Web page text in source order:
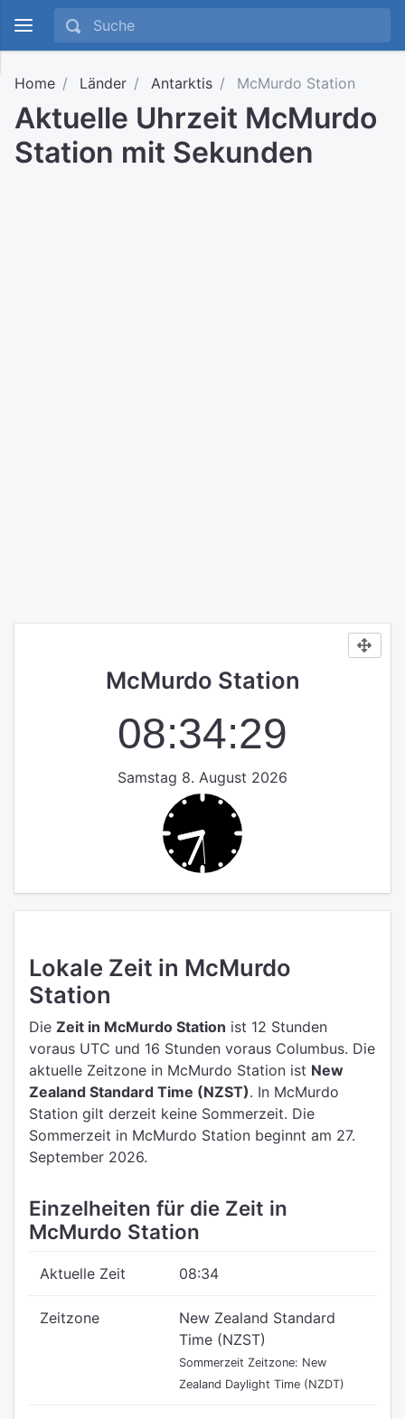
Home Länder Antarktis McMurdo Station
Aktuelle Uhrzeit McMurdo
Station mit Sekunden
McMurdo Station
08:34:29
Samstag 8. August 2026
Lokale Zeit in McMurdo
Station
Die Zeit in McMurdo Station ist 12 Stunden
voraus UTC und 16 Stunden voraus Columbus. Die
aktuelle Zeitzone in McMurdo Station ist New
Zealand Standard Time (NZST). In McMurdo
Station gilt derzeit keine Sommerzeit. Die
Sommerzeit in McMurdo Station beginnt am 27.
September 2026.
Einzelheiten für die Zeit in
McMurdo Station
Aktuelle Zeit 08:34
Zeitzone
New Zealand Standard
Time (NZST)
Sommerzeit Zeitzone: New
Zealand Daylight Time (NZDT)